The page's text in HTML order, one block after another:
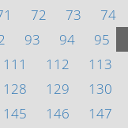
72 73 74
93 94 95
111 112 113
128 129 130
145 146 147